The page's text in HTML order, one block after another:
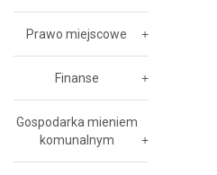
Prawo miejscowe
Finanse
Gospodarka mieniem
komunalnym